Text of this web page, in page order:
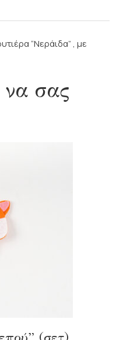
“Νεράιδα” , με
να σας